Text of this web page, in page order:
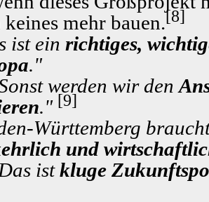
keines mehr bauen.[8]
ist einrichtiges,
."
werden wir den
." [9]
Württemberg
und
istkluge